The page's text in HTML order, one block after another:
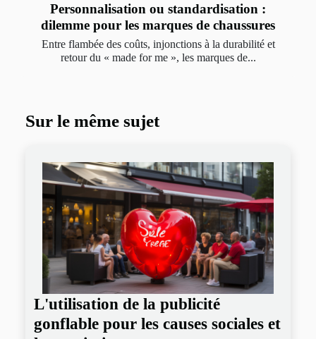
Personnalisation ou standardisation :
dilemme pour les marques de chaussures
Entre flambée des coûts, injonctions à la durabilité et
retour du « made for me », les marques de...
Sur le même sujet
L'utilisation de la publicité
gonflable pour les causes sociales et